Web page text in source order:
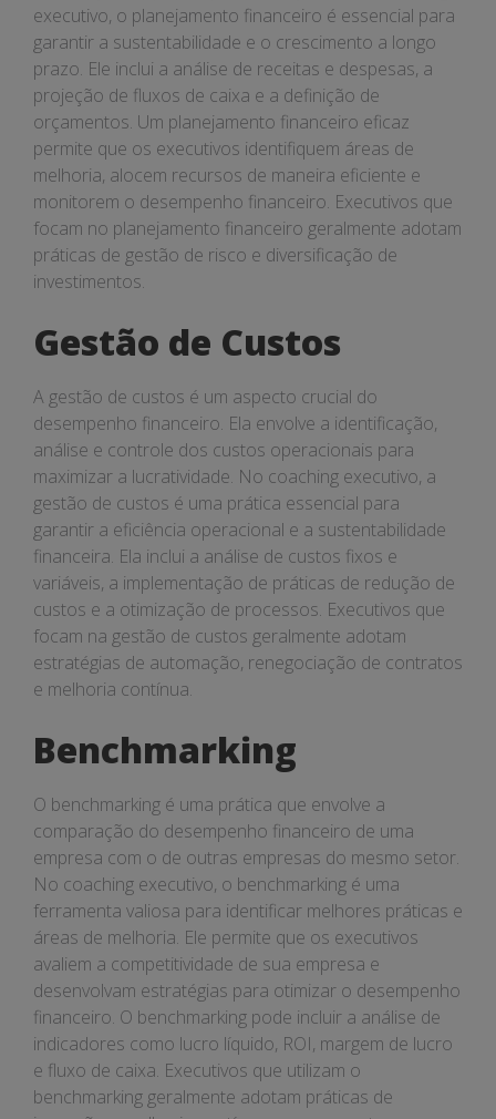
executivo, o planejamento financeiro é essencial para
garantir a sustentabilidade e o crescimento a longo
prazo. Ele inclui a análise de receitas e despesas, a
projeção de fluxos de caixa e a definição de
orçamentos. Um planejamento financeiro eficaz
permite que os executivos identifiquem áreas de
melhoria, alocem recursos de maneira eficiente e
monitorem o desempenho financeiro. Executivos que
focam no planejamento financeiro geralmente adotam
práticas de gestão de risco e diversificação de
investimentos.
Gestão de Custos
A gestão de custos é um aspecto crucial do
desempenho financeiro. Ela envolve a identificação,
análise e controle dos custos operacionais para
maximizar a lucratividade. No coaching executivo, a
gestão de custos é uma prática essencial para
garantir a eficiência operacional e a sustentabilidade
financeira. Ela inclui a análise de custos fixos e
variáveis, a implementação de práticas de redução de
custos e a otimização de processos. Executivos que
focam na gestão de custos geralmente adotam
estratégias de automação, renegociação de contratos
e melhoria contínua.
Benchmarking
O benchmarking é uma prática que envolve a
comparação do desempenho financeiro de uma
empresa com o de outras empresas do mesmo setor.
No coaching executivo, o benchmarking é uma
ferramenta valiosa para identificar melhores práticas e
áreas de melhoria. Ele permite que os executivos
avaliem a competitividade de sua empresa e
desenvolvam estratégias para otimizar o desempenho
financeiro. O benchmarking pode incluir a análise de
indicadores como lucro líquido, ROI, margem de lucro
e fluxo de caixa. Executivos que utilizam o
benchmarking geralmente adotam práticas de